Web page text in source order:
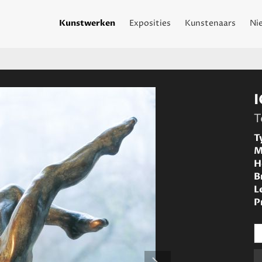
Kunstwerken Exposities Kunstenaars